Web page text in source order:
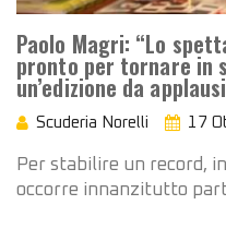
Paolo Magri: “Lo
pronto per tornare in
un’edizione da
Scuderia Norelli 17
Per stabilire un record,
occorre innanzitutto